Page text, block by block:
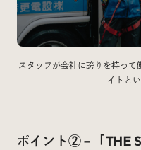
スタッフが会社に誇りを持っ
イトと
ポイント② – 「THE